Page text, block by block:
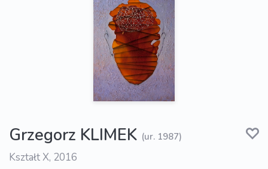
Grzegorz KLIMEK (ur. 1987)
Kształt X, 2016